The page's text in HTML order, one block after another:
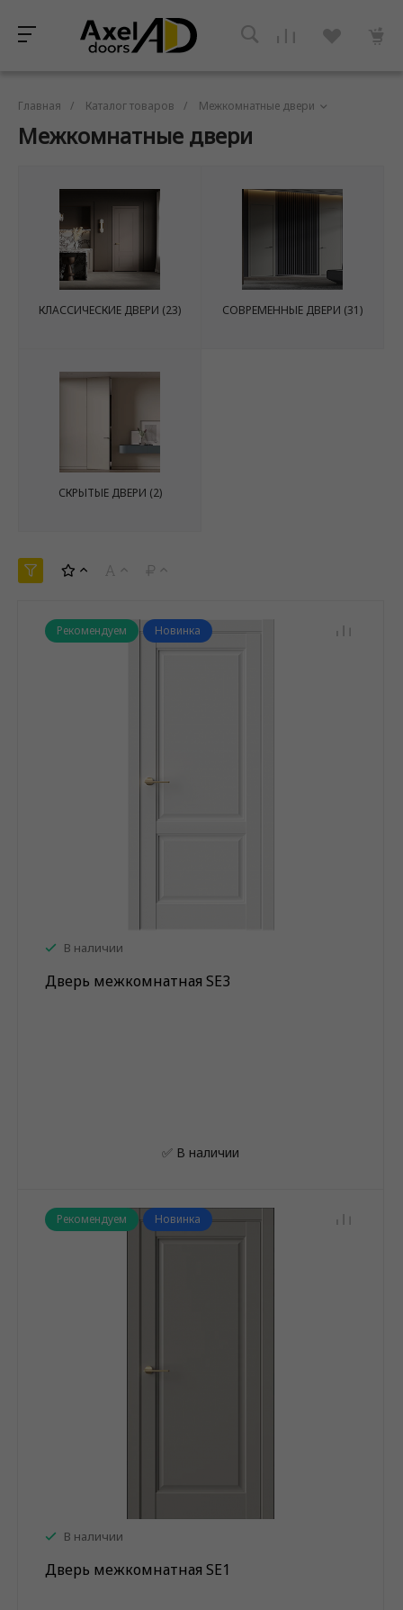
Главная / Каталог товаров / Межкомнатные двери
Межкомнатные двери
КЛАССИЧЕСКИЕ ДВЕРИ (23) СОВРЕМЕННЫЕ ДВЕРИ (31)
СКРЫТЫЕ ДВЕРИ (2)
Рекомендуем Новинка
В наличии
Дверь межкомнатная SE3
✅ В наличии
Рекомендуем Новинка
В наличии
Дверь межкомнатная SE1